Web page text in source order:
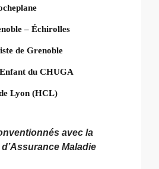
– Échirolles
de Grenoble
du CHUGA
Lyon (HCL)
avec la
Maladie